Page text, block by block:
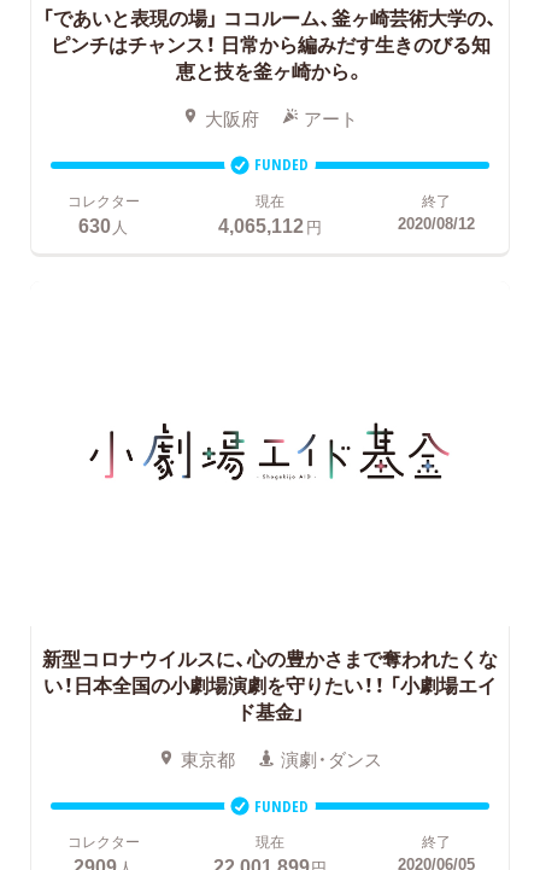
「であいと表現の場」 ココルーム、釜ヶ崎芸術大学の、
ピンチはチャンス！ 日常から編みだす生きのびる知
恵と技を釜ヶ崎から。
大阪府 アート
FUNDED
コレクター
630 人
現在
4,065,112円
終了
2020/08/12
新型コロナウイルスに、心の豊かさまで奪われたくな
い！日本全国の小劇場演劇を守りたい！！ 「小劇場エイ
ド基金」
東京都 演劇・ダンス
FUNDED
コレクター
現在 終了
2020/06/05